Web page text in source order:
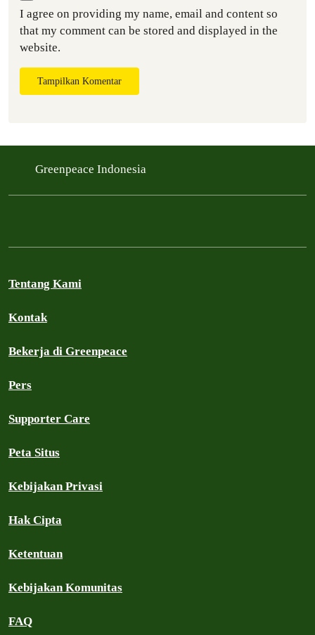
I agree on providing my name, email and content so
that my comment can be stored and displayed in the
website.
Tampilkan Komentar
Greenpeace Indonesia
Tentang Kami
Kontak
Bekerja di Greenpeace
Pers
Supporter Care
Peta Situs
Kebijakan Privasi
Hak Cipta
Ketentuan
Kebijakan Komunitas
FAQ